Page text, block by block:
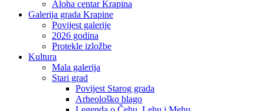
Aloha centar Krapina
Galerija grada Krapine
Povijest galerije
2026 godina
Protekle izložbe
Kultura
Mala galerija
Stari grad
Povijest Starog grada
Arheološko blago